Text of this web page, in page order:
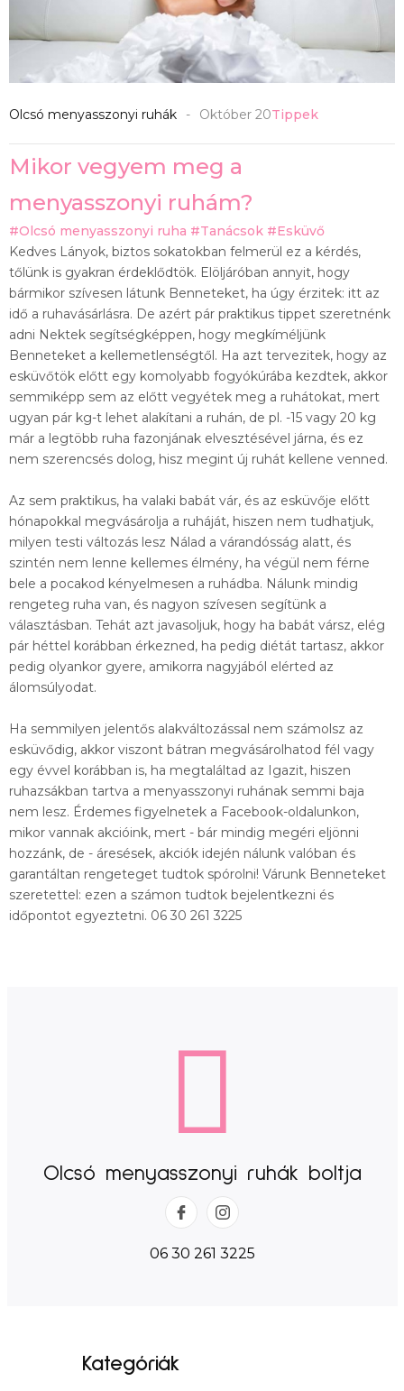
Olcsó menyasszonyi ruhák Október 20Tippek
Mikor vegyem meg a
menyasszonyi ruhám?
#Olcsó menyasszonyi ruha #Tanácsok #Esküvő
Kedves Lányok, biztos sokatokban felmerül ez a kérdés,
tőlünk is gyakran érdeklődtök. Elöljáróban annyit, hogy
bármikor szívesen látunk Benneteket, ha úgy érzitek: itt az
idő a ruhavásárlásra. De azért pár praktikus tippet szeretnénk
adni Nektek segítségképpen, hogy megkíméljünk
Benneteket a kellemetlenségtől. Ha azt tervezitek, hogy az
esküvőtök előtt egy komolyabb fogyókúrába kezdtek, akkor
semmiképp sem az előtt vegyétek meg a ruhátokat, mert
ugyan pár kg-t lehet alakítani a ruhán, de pl. -15 vagy 20 kg
már a legtöbb ruha fazonjának elvesztésével járna, és ez
nem szerencsés dolog, hisz megint új ruhát kellene venned.
Az sem praktikus, ha valaki babát vár, és az esküvője előtt
hónapokkal megvásárolja a ruháját, hiszen nem tudhatjuk,
milyen testi változás lesz Nálad a várandósság alatt, és
szintén nem lenne kellemes élmény, ha végül nem férne
bele a pocakod kényelmesen a ruhádba. Nálunk mindig
rengeteg ruha van, és nagyon szívesen segítünk a
választásban. Tehát azt javasoljuk, hogy ha babát vársz, elég
pár héttel korábban érkezned, ha pedig diétát tartasz, akkor
pedig olyankor gyere, amikorra nagyjából elérted az
álomsúlyodat.
Ha semmilyen jelentős alakváltozással nem számolsz az
esküvődig, akkor viszont bátran megvásárolhatod fél vagy
egy évvel korábban is, ha megtaláltad az Igazit, hiszen
ruhazsákban tartva a menyasszonyi ruhának semmi baja
nem lesz. Érdemes figyelnetek a Facebook-oldalunkon,
mikor vannak akcióink, mert - bár mindig megéri eljönni
hozzánk, de - áresések, akciók idején nálunk valóban és
garantáltan rengeteget tudtok spórolni! Várunk Benneteket
szeretettel: ezen a számon tudtok bejelentkezni és
időpontot egyeztetni. 06 30 261 3225
Olcsó menyasszonyi ruhák boltja
06 30 261 3225
Kategóriák